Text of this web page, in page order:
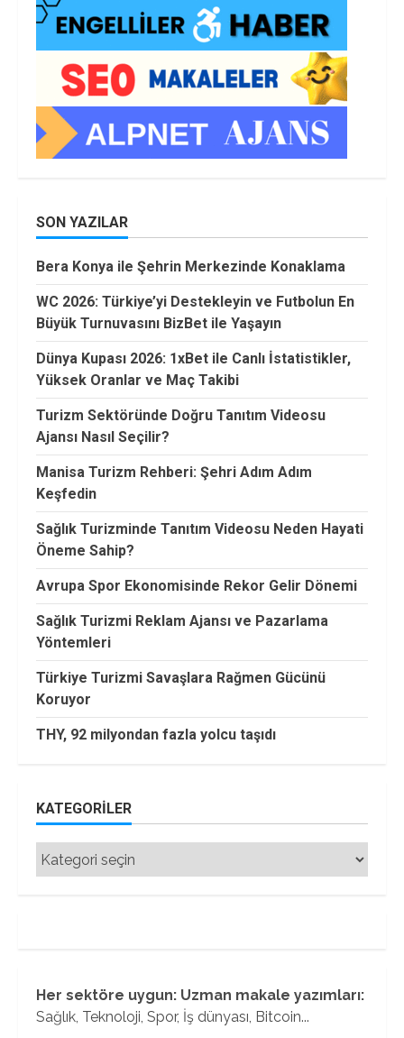
SON YAZILAR
Bera Konya ile Şehrin Merkezinde Konaklama
WC 2026: Türkiye’yi Destekleyin ve Futbolun En
Büyük Turnuvasını BizBet ile Yaşayın
Dünya Kupası 2026: 1xBet ile Canlı İstatistikler,
Yüksek Oranlar ve Maç Takibi
Turizm Sektöründe Doğru Tanıtım Videosu
Ajansı Nasıl Seçilir?
Manisa Turizm Rehberi: Şehri Adım Adım
Keşfedin
Sağlık Turizminde Tanıtım Videosu Neden Hayati
Öneme Sahip?
Avrupa Spor Ekonomisinde Rekor Gelir Dönemi
Sağlık Turizmi Reklam Ajansı ve Pazarlama
Yöntemleri
Türkiye Turizmi Savaşlara Rağmen Gücünü
Koruyor
THY, 92 milyondan fazla yolcu taşıdı
KATEGORILER
Kategoriler
Her sektöre uygun: Uzman makale yazımları:
Sağlık, Teknoloji, Spor, İş dünyası, Bitcoin...